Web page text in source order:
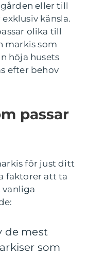
eller till
känsla.
olika till
markis som
höja husets
efter behov
passar
för just ditt
faktorer att ta
vanliga
de mest
som